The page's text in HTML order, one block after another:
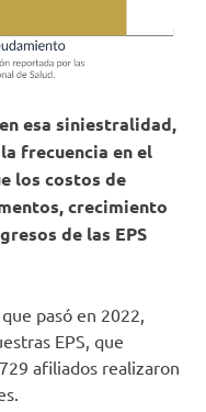
esa siniestralidad,
frecuencia en el
los costos de
crecimiento
de las EPS
pasó en 2022,
EPS, que
afiliados realizaron